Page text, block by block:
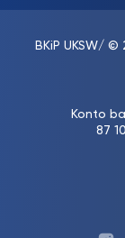
BKiP UKSW/ ©
Konto
87